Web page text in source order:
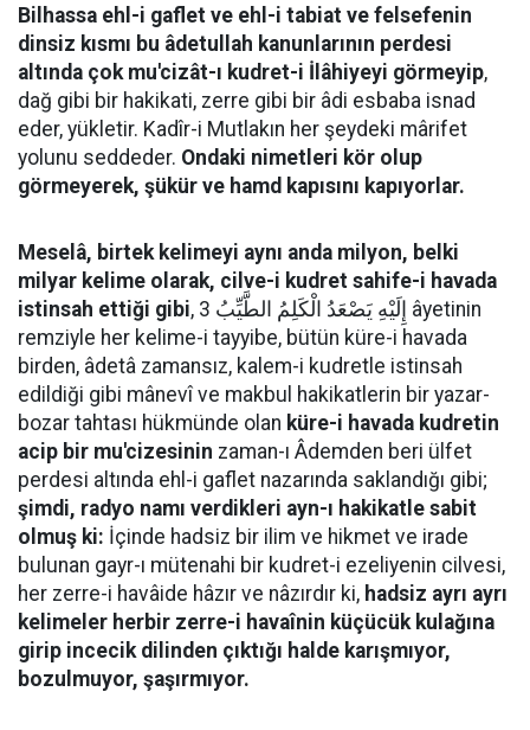
Bilhassa ehl-i gaflet ve ehl-i tabiat ve felsefenin
dinsiz kısmı bu âdetullah kanunlarının perdesi
altında çok mu'cizât-ı kudret-i İlâhiyeyi görmeyip,
dağ gibi bir hakikati, zerre gibi bir âdi esbaba isnad
eder, yükletir. Kadîr-i Mutlakın her şeydeki mârifet
yolunu seddeder. Ondaki nimetleri kör olup
görmeyerek, şükür ve hamd kapısını kapıyorlar.
Meselâ, birtek kelimeyi aynı anda milyon, belki
milyar kelime olarak, cilve-i kudret sahife-i havada
istinsah ettiği gibi, إِلَيْهِ يَصْعَدُ الْكَلِمُ الطَّيِّبُ 3 âyetinin
remziyle her kelime-i tayyibe, bütün küre-i havada
birden, âdetâ zamansız, kalem-i kudretle istinsah
edildiği gibi mânevî ve makbul hakikatlerin bir yazar-
bozar tahtası hükmünde olan küre-i havada kudretin
acip bir mu'cizesinin zaman-ı Âdemden beri ülfet
perdesi altında ehl-i gaflet nazarında saklandığı gibi;
şimdi, radyo namı verdikleri ayn-ı hakikatle sabit
olmuş ki: İçinde hadsiz bir ilim ve hikmet ve irade
bulunan gayr-ı mütenahi bir kudret-i ezeliyenin cilvesi,
her zerre-i havâide hâzır ve nâzırdır ki, hadsiz ayrı ayrı
kelimeler herbir zerre-i havaînin küçücük kulağına
girip incecik dilinden çıktığı halde karışmıyor,
bozulmuyor, şaşırmıyor.